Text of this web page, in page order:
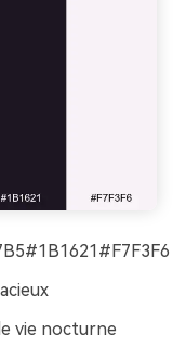
vie nocturne